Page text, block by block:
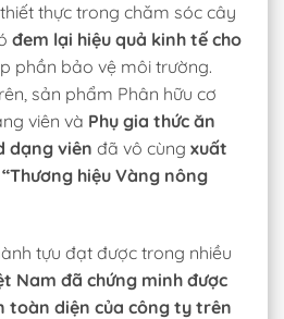
thực trong chăm sóc cây
đem lại hiệu quả kinh tế cho
phần bảo vệ môi trường.
sản phẩm Phân hữu cơ
viên và Phụ gia thức ăn
dạng viên đã vô cùng xuất
hiệu Vàng nông
tựu đạt được trong nhiều
Nam đã chứng minh được
toàn diện của công ty trên